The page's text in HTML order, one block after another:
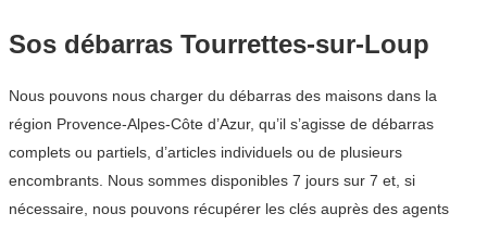
Sos débarras Tourrettes-sur-Loup
Nous pouvons nous charger du débarras des maisons dans la
région Provence-Alpes-Côte d’Azur, qu’il s’agisse de débarras
complets ou partiels, d’articles individuels ou de plusieurs
encombrants. Nous sommes disponibles 7 jours sur 7 et, si
nécessaire, nous pouvons récupérer les clés auprès des agents